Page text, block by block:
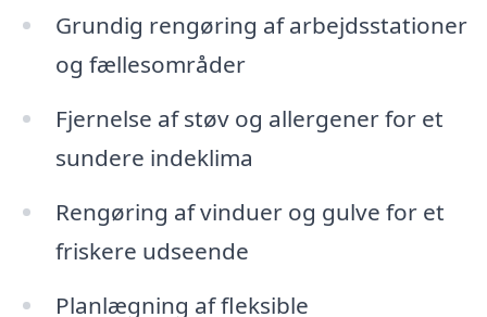
Grundig rengøring af arbejdsstationer
og fællesområder
Fjernelse af støv og allergener for et
sundere indeklima
Rengøring af vinduer og gulve for et
friskere udseende
Planlægning af fleksible